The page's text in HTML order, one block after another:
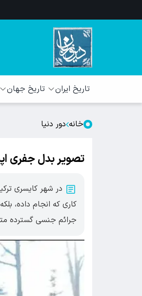
تاریخ ایران تاریخ جهان
خانه دور دنیا
تصویر بدل جفری
کاری که انجام داده،
جرائم جنسی گسترده